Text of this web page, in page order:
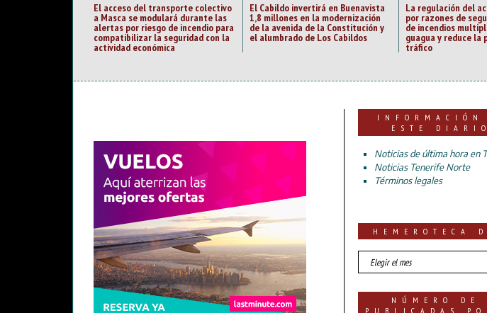
El acceso del transporte colectivo
a Masca se modulará durante las
alertas por riesgo de incendio para
compatibilizar la seguridad con la
actividad económica
El Cabildo invertirá en Buenavista
1,8 millones en la modernización
de la avenida de la Constitución y
el alumbrado de Los Cabildos
La regulación del
por razones de
de incendios
guagua y reduce la
tráfico
INFORMACIÓN
ESTE
Noticias de última hora en
Noticias Tenerife Norte
Términos legales
HEMEROTECA
HEMEROTECA
DE
NÚMERO DE
PUBLICADAS